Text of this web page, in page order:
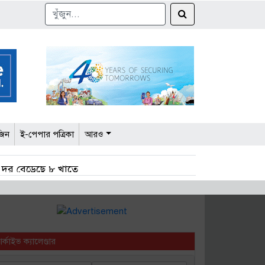
ই-পেপার পত্রিকা আরও
দর বেড়েছে ৮ খাতে
প্রান্তিক প্রকাশ
ক্যালেণ্ডার